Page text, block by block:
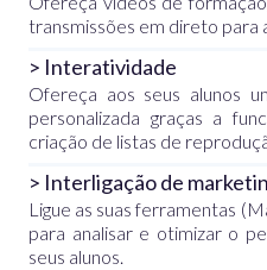
transmissões em direto para
> Interatividade
Ofereça aos seus alunos
personalizada graças a
criação de listas de
> Interligação de
Ligue as suas ferramentas
para analisar e otimizar o
seus alunos.